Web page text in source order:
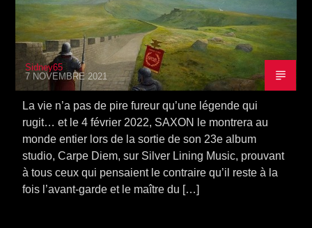
Sidney65
7 NOVEMBRE 2021
La vie n’a pas de pire fureur qu’une légende qui
rugit… et le 4 février 2022, SAXON le montrera au
monde entier lors de la sortie de son 23e album
studio, Carpe Diem, sur Silver Lining Music, prouvant
à tous ceux qui pensaient le contraire qu’il reste à la
fois l’avant-garde et le maître du […]